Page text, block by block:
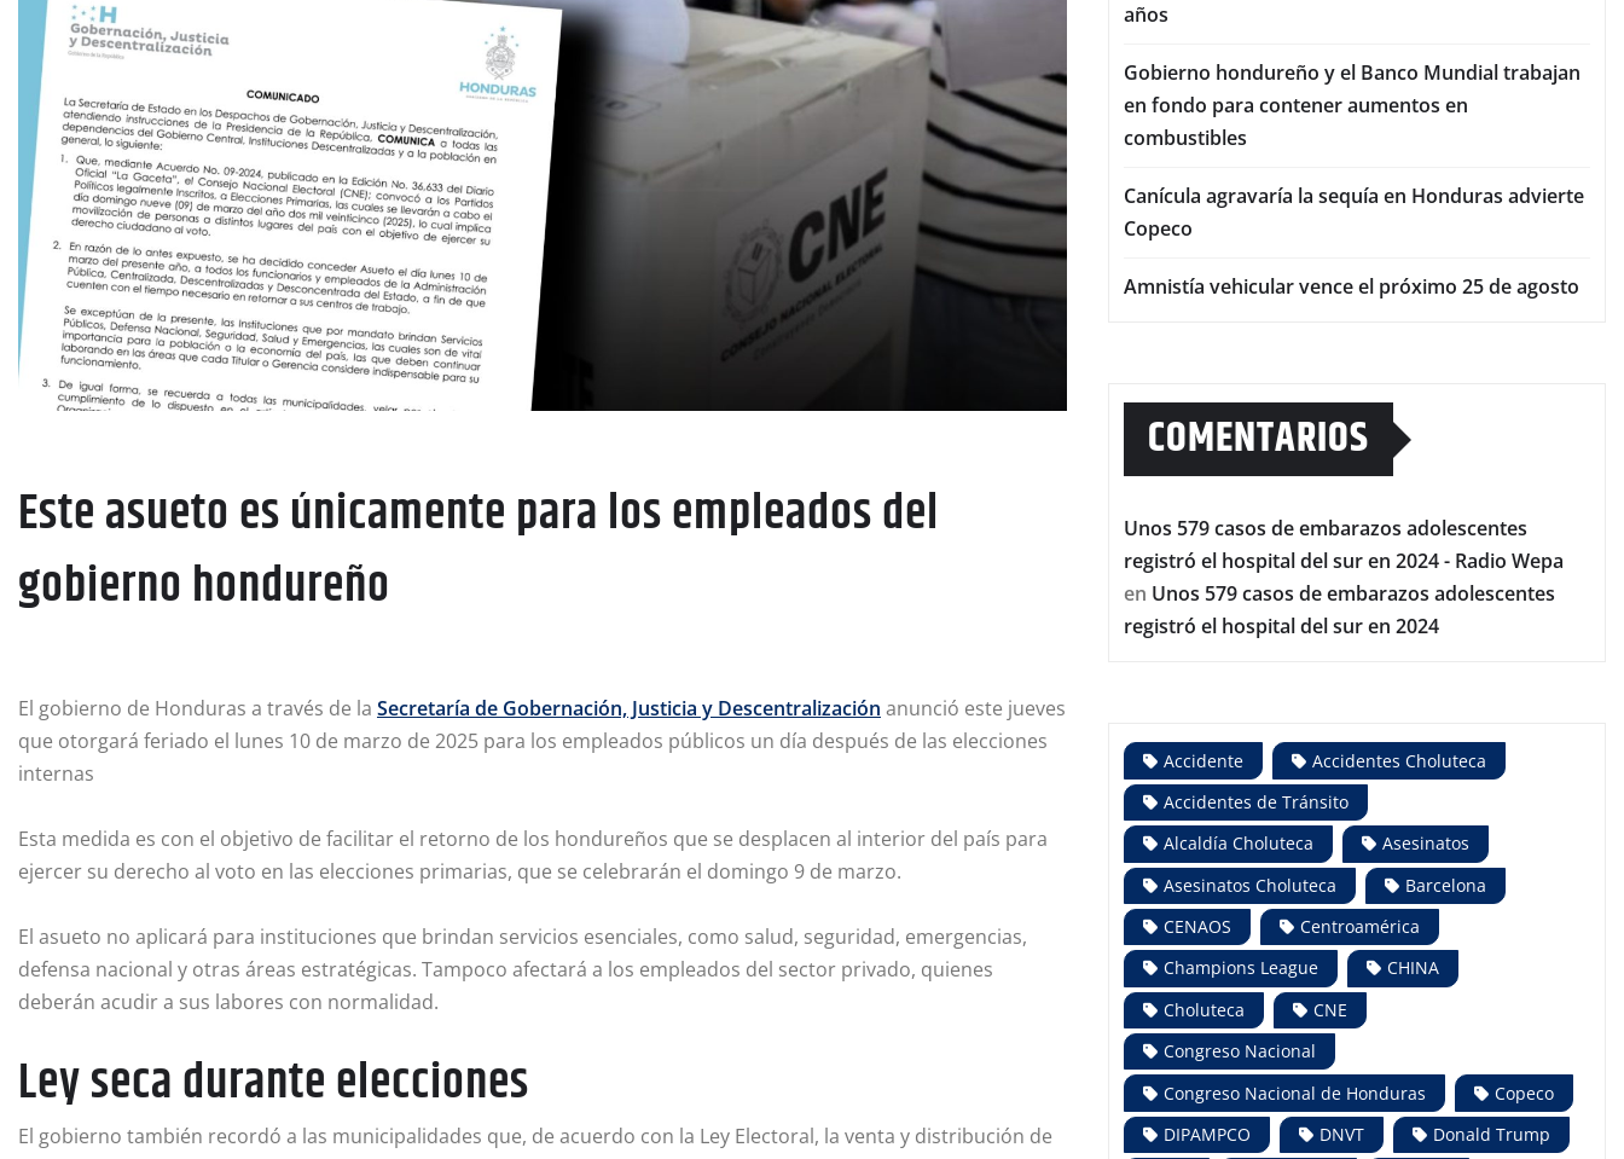
Este asueto es únicamente para los empleados del
gobierno hondureño
El gobierno de Honduras a través de la Secretaría de Gobernación, Justicia y Descentralización anunció este jueves
que otorgará feriado el lunes 10 de marzo de 2025 para los empleados públicos un día después de las elecciones
internas
Esta medida es con el objetivo de facilitar el retorno de los hondureños que se desplacen al interior del país para
ejercer su derecho al voto en las elecciones primarias, que se celebrarán el domingo 9 de marzo.
El asueto no aplicará para instituciones que brindan servicios esenciales, como salud, seguridad, emergencias,
defensa nacional y otras áreas estratégicas. Tampoco afectará a los empleados del sector privado, quienes
deberán acudir a sus labores con normalidad.
Ley seca durante elecciones
El gobierno también recordó a las municipalidades que, de acuerdo con la Ley Electoral, la venta y distribución de
años
Gobierno hondureño y el Banco Mundial trabajan
en fondo para contener aumentos en
combustibles
Canícula agravaría la sequía en Honduras advierte
Copeco
Amnistía vehicular vence el próximo 25 de agosto
COMENTARIOS
Unos 579 casos de embarazos adolescentes
registró el hospital del sur en 2024 - Radio Wepa
en Unos 579 casos de embarazos adolescentes
registró el hospital del sur en 2024
Accidente
Accidentes Choluteca
Accidentes de Tránsito
Alcaldía Choluteca
Asesinatos
Asesinatos Choluteca
Barcelona
CENAOS
Centroamérica
Champions League
CHINA
Choluteca
CNE
Congreso Nacional
Congreso Nacional de Honduras
Copeco
DIPAMPCO
DNVT
Donald Trump